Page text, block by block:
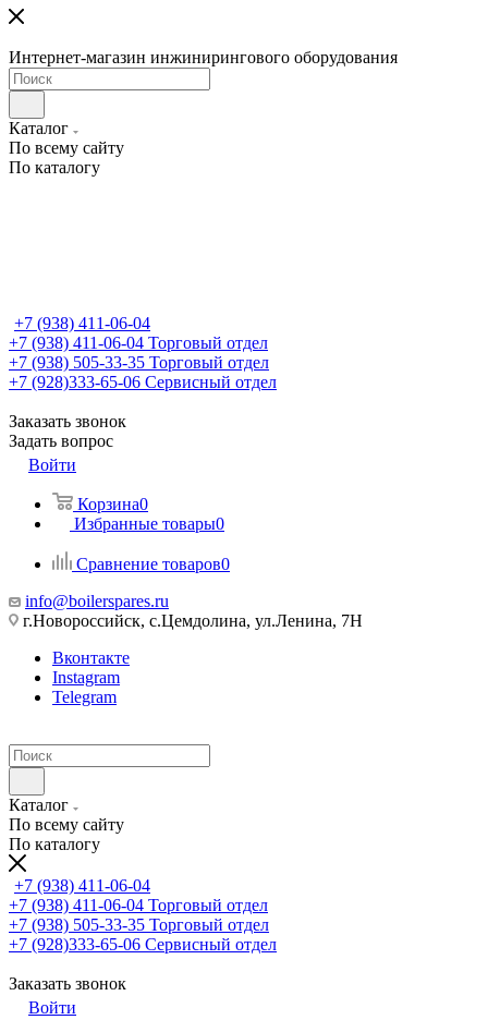
Интернет-магазин инжинирингового оборудования
Каталог
По всему сайту
По каталогу
+7 (938) 411-06-04
+7 (938) 411-06-04 Торговый отдел
+7 (938) 505-33-35 Торговый отдел
+7 (928)333-65-06 Сервисный отдел
Заказать звонок
Задать вопрос
Войти
Корзина0
Избранные товары0
Сравнение товаров0
info@boilerspares.ru
г.Новороссийск, с.Цемдолина, ул.Ленина, 7Н
Вконтакте
Instagram
Telegram
Каталог
По всему сайту
По каталогу
+7 (938) 411-06-04
+7 (938) 411-06-04 Торговый отдел
+7 (938) 505-33-35 Торговый отдел
+7 (928)333-65-06 Сервисный отдел
Заказать звонок
Войти